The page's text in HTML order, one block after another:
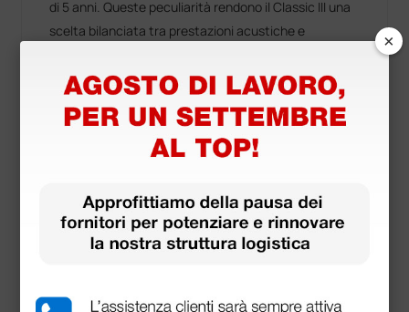
di 5 anni. Queste peculiarità rendono il Classic III una
scelta bilanciata tra prestazioni acustiche e
Mostra altro
Compatibile con
• Kit accessori Littmann 40017 Classic III, Cardiology
IV e Core - grigio
• Kit olive Littmann 40001 - piccole e grandi - nere
UV per l'igiene dello stetoscopio
×